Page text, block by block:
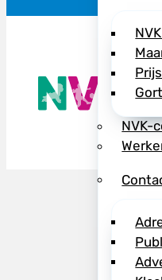
NVK-